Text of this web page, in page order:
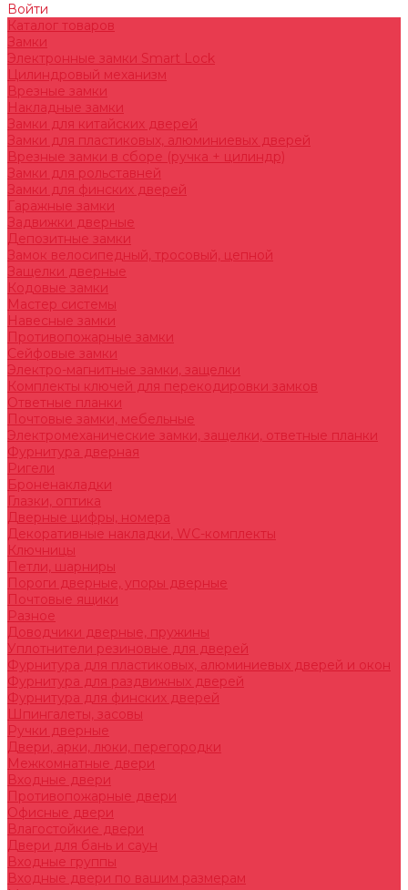
Войти
Каталог товаров
Замки
Электронные замки Smart Lock
Цилиндровый механизм
Врезные замки
Накладные замки
Замки для китайских дверей
Замки для пластиковых, алюминиевых дверей
Врезные замки в сборе (ручка + цилиндр)
Замки для рольставней
Замки для финских дверей
Гаражные замки
Задвижки дверные
Депозитные замки
Замок велосипедный, тросовый, цепной
Защелки дверные
Кодовые замки
Мастер системы
Навесные замки
Противопожарные замки
Сейфовые замки
Электро-магнитные замки, защелки
Комплекты ключей для перекодировки замков
Ответные планки
Почтовые замки, мебельные
Электромеханические замки, защелки, ответные планки
Фурнитура дверная
Ригели
Броненакладки
Глазки, оптика
Дверные цифры, номера
Декоративные накладки, WC-комплекты
Ключницы
Петли, шарниры
Пороги дверные, упоры дверные
Почтовые ящики
Разное
Доводчики дверные, пружины
Уплотнители резиновые для дверей
Фурнитура для пластиковых, алюминиевых дверей и окон
Фурнитура для раздвижных дверей
Фурнитура для финских дверей
Шпингалеты, засовы
Ручки дверные
Двери, арки, люки, перегородки
Межкомнатные двери
Входные двери
Противопожарные двери
Офисные двери
Влагостойкие двери
Двери для бань и саун
Входные группы
Входные двери по вашим размерам